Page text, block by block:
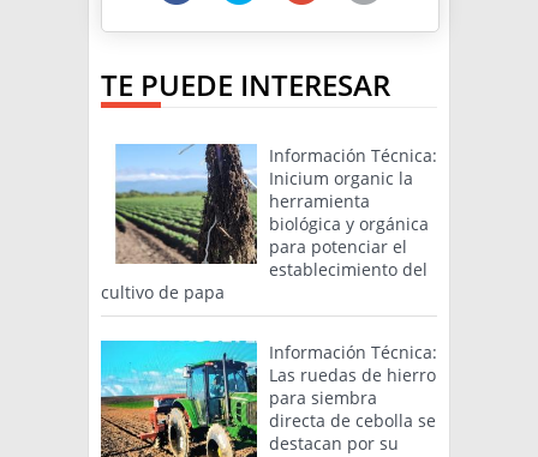
TE PUEDE INTERESAR
Información Técnica:
Inicium organic la
herramienta
biológica y orgánica
para potenciar el
establecimiento del
cultivo de papa
Información Técnica:
Las ruedas de hierro
para siembra
directa de cebolla se
destacan por su